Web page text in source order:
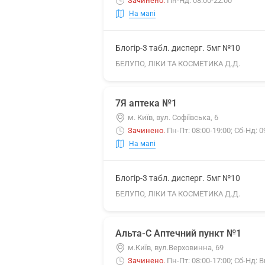
На мапі
Блогір-3 табл. дисперг. 5мг №10
БЕЛУПО, ЛІКИ ТА КОСМЕТИКА Д.Д.
7Я аптека №1
м. Київ, вул. Софiївська, 6
Зачинено. Пн-Пт: 08:00-19:00; Сб-Нд:
На мапі
Блогір-3 табл. дисперг. 5мг №10
БЕЛУПО, ЛІКИ ТА КОСМЕТИКА Д.Д.
Альта-С Аптечний пункт №1
м.Київ, вул.Верховинна, 69
Зачинено. Пн-Пт: 08:00-17:00; Сб-Нд: